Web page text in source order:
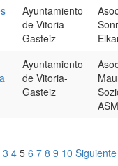
Ayuntamiento
de Vitoria-
Gasteiz
Ayuntamiento
de Vitoria-
Gasteiz
3 4 5 6 7 8 9 10 Siguiente